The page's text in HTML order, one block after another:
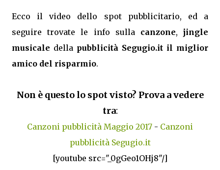
Ecco il video dello spot pubblicitario, ed a
seguire trovate le info sulla canzone,jingle
musicale della pubblicità Segugio.it il miglior
amico del risparmio.
Non è questo lo spot visto? Prova a vedere
tra:
Canzoni pubblicità Maggio 2017 - Canzoni
pubblicità Segugio.it
[youtube src="_0gGeo1OHj8"/]